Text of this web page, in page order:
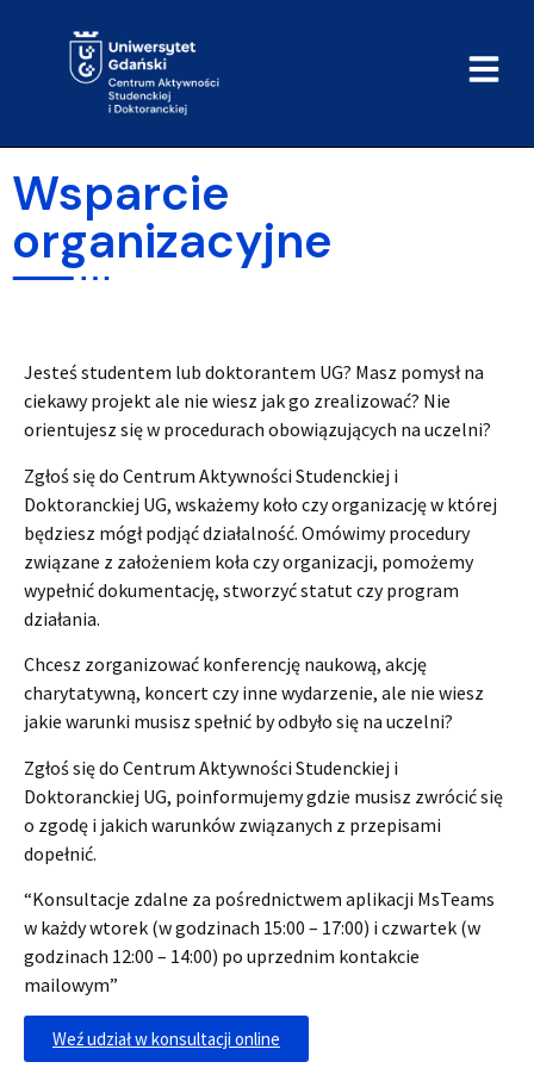
Wsparcie
organizacyjne
Jesteś studentem lub doktorantem UG? Masz pomysł na
ciekawy projekt ale nie wiesz jak go zrealizować? Nie
orientujesz się w procedurach obowiązujących na uczelni?
Zgłoś się do Centrum Aktywności Studenckiej i
Doktoranckiej UG, wskażemy koło czy organizację w której
będziesz mógł podjąć działalność. Omówimy procedury
związane z założeniem koła czy organizacji, pomożemy
wypełnić dokumentację, stworzyć statut czy program
działania.
Chcesz zorganizować konferencję naukową, akcję
charytatywną, koncert czy inne wydarzenie, ale nie wiesz
jakie warunki musisz spełnić by odbyło się na uczelni?
Zgłoś się do Centrum Aktywności Studenckiej i
Doktoranckiej UG, poinformujemy gdzie musisz zwrócić się
o zgodę i jakich warunków związanych z przepisami
dopełnić.
“Konsultacje zdalne za pośrednictwem aplikacji MsTeams
w każdy wtorek (w godzinach 15:00 – 17:00) i czwartek (w
godzinach 12:00 – 14:00) po uprzednim kontakcie
mailowym”
Weź udział w konsultacji online